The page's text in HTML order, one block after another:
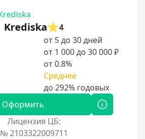
Krediska
4
от 5 до 30 дней
от 1 000 до 30 000 ₽
от 0.8%
Среднее
Оформить
Лицензия ЦБ:
№ 2103322009711